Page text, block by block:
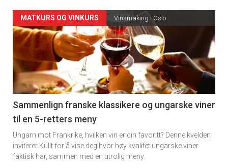
Forsiden
akkurat
nå
-
5
MATKURS OG VINKURS Vinsmaking i Oslo
Sammenlign franske klassikere og ungarske viner
til en 5-retters meny
Ungarn mot Frankrike, hvilken vin er din favoritt? Denne kvelden
inviterer Kullt for å vise deg hvor høy kvalitet ungarske viner
faktisk har, sammen med en utrolig meny.